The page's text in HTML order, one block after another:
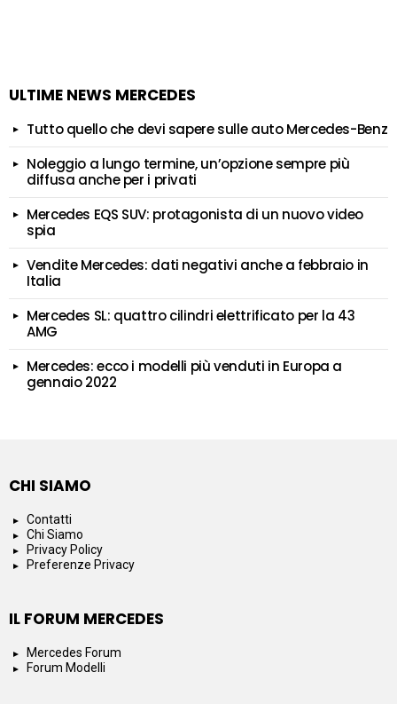
ULTIME NEWS MERCEDES
Tutto quello che devi sapere sulle auto Mercedes-Benz
Noleggio a lungo termine, un’opzione sempre più
diffusa anche per i privati
Mercedes EQS SUV: protagonista di un nuovo video
spia
Vendite Mercedes: dati negativi anche a febbraio in
Italia
Mercedes SL: quattro cilindri elettrificato per la 43
AMG
Mercedes: ecco i modelli più venduti in Europa a
gennaio 2022
CHI SIAMO
Contatti
Chi Siamo
Privacy Policy
Preferenze Privacy
IL FORUM MERCEDES
Mercedes Forum
Forum Modelli